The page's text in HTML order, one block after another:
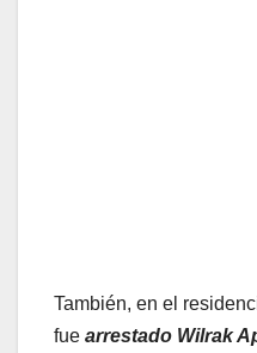
También, en el
fue arrestado Wilrak